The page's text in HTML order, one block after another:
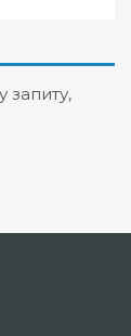
запиту,